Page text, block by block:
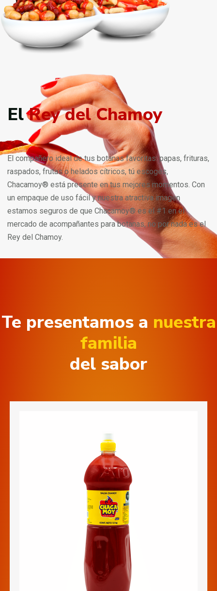
ElRey del Chamoy
El compañero ideal de tus botanas favoritas: papas, frituras,
raspados, frutas o helados cítricos, tú escoges,
Chacamoy® está presente en tus mejores momentos. Con
un empaque de uso fácil y nuestra atractiva imagen
estamos seguros de que Chacamoy® es el #1 en el
mercado de acompañantes para botanas, no por nada es el
Rey del Chamoy.
Te presentamos a nuestra
familia
del sabor